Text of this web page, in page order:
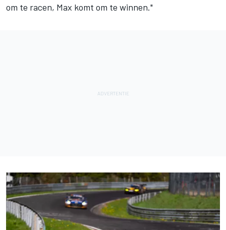
om te racen, Max komt om te winnen."